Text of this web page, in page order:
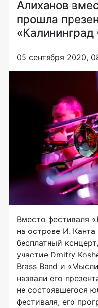
Алиханов
прошла
05 сентября 2020,
Вместо фестиваля
на острове И.
бесплатный
участие Dmitry
Brass Band и
назвали его
не состоявшегося
фестиваля, его